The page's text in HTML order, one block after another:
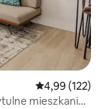
Średnia
4,99 (122)
mieszkanie